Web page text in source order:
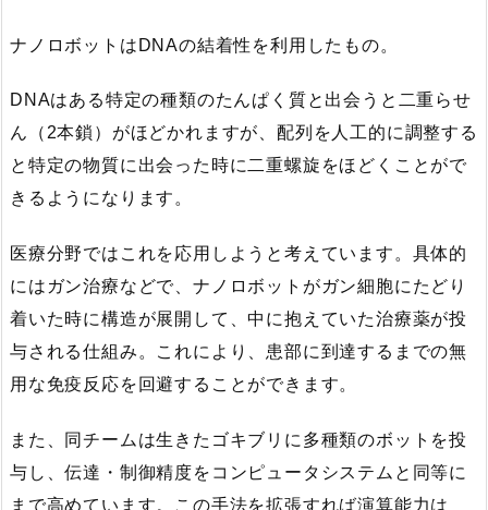
ナノロボットはDNAの結着性を利用したもの。
DNAはある特定の種類のたんぱく質と出会うと二重らせ
ん（2本鎖）がほどかれますが、配列を人工的に調整する
と特定の物質に出会った時に二重螺旋をほどくことがで
きるようになります。
医療分野ではこれを応用しようと考えています。具体的
にはガン治療などで、ナノロボットがガン細胞にたどり
着いた時に構造が展開して、中に抱えていた治療薬が投
与される仕組み。これにより、患部に到達するまでの無
用な免疫反応を回避することができます。
また、同チームは生きたゴキブリに多種類のボットを投
与し、伝達・制御精度をコンピュータシステムと同等に
まで高めています。この手法を拡張すれば演算能力は